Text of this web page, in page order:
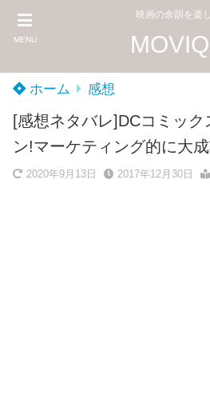
MENU
映画の余韻を楽
ホーム 感想
[感想ネタバレ]DCコミッ
ン!マーケティング的に大
2020年9月13日 2017年12月30日